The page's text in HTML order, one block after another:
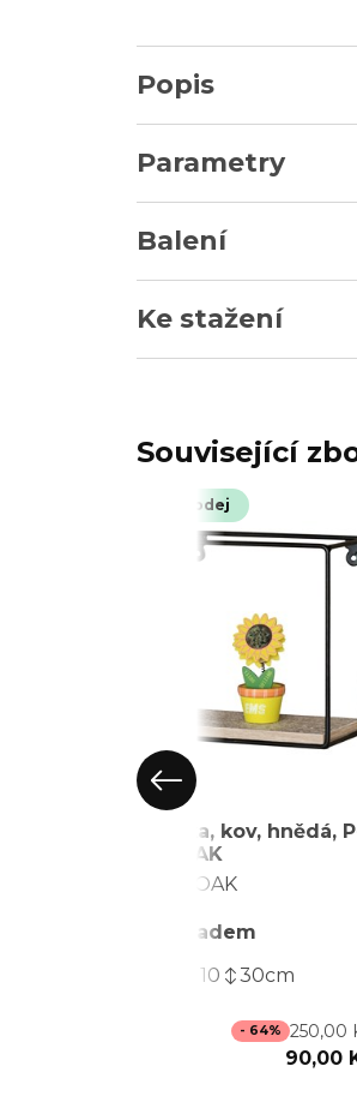
Popis
Parametry
Balení
Ke stažení
Související
Výprodej
Polička, kov, hnědá,
061 OAK
P-061 OAK
Skladem
10 30cm
- 64% 250,00
90,00